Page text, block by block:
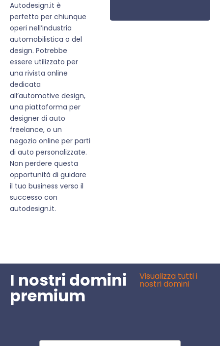
Autodesign.it è
perfetto per chiunque
operi nell’industria
automobilistica o del
design. Potrebbe
essere utilizzato per
una rivista online
dedicata
all’automotive design,
una piattaforma per
designer di auto
freelance, o un
negozio online per parti
di auto personalizzate.
Non perdere questa
opportunità di guidare
il tuo business verso il
successo con
autodesign.it.
I nostri domini
premium
Visualizza tutti i
nostri domini